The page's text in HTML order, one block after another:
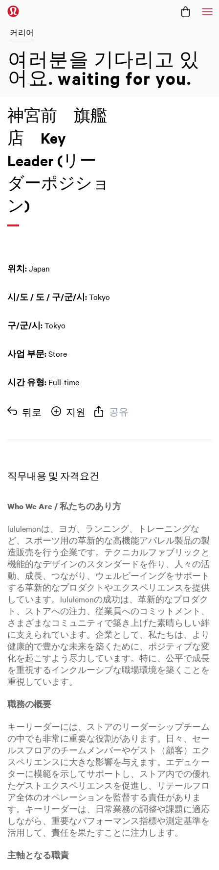
커리어
여러분을 기다리고 있
어요. waiting for you.
神宮前 旗艦
店 Key
Leader (リー
ダーポジショ
ン)
위치:Japan
시/도 / 도 / 구/군/시:Tokyo
구/군/시:Tokyo
사업 부문:Store
시간 유형: Full-time
뒤로 지원 공유
직무내용 및 자격요건
Who We Are / 私たちのあり方
lululemonは、ヨガ、ランニング、トレーニングな
ど、スポーツ用の革新的な高機能アパレル製品の製
造販売を行う企業です。テクニカルファブリックと
機能的なデザインのスタンダードを作り、人々の活
動、成長、つながり、ウェルビーイングをサポート
する革新的なプロダクトやエクスペリエンスを提供
しています。lululemonの成功は、革新的なプロダク
ト、ストアへの注力、従業員へのコミットメント、
さまざまなコミュニティで築き上げた素晴らしい絆
に支えられています。企業として、私たちは、より
健康的で豊かな未来を築くために、ポジティブな変
化を起こすよう尽力しています。特に、公平で成長
を重視するインクルーシブな職場環境を築くことを
重視しています。
職務の概要
キーリーダーには、ストアのリーダーシップチーム
の中でも非常に重要な役割があります。日々、セー
ルスフロアのチームメンバーやゲスト（顧客）エク
スペリエンスに大きな影響を与えます。エデュケー
ターに模範を示してサポートし、ストア内での優れ
たゲストエクスペリエンスを促進し、リテールフロ
ア全体のオペレーションを監督する責任がありま
す。キーリーダーは、日常業務の調整や課題に適応
しながら、重要なパフォーマンス指標や測定基準を
活用して、責任を果たすことに注力します。
主軸となる職責